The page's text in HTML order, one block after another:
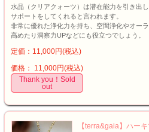
水晶（クリアクォーツ）は潜在能力を引き出
サポートをしてくれると言われます。
非常に優れた浄化力を持ち、空間浄化やオー
高めたり洞察力UPなどにも役立つでしょう。
定価：11,000円(税込)
価格： 11,000円(税込)
Thank you！Sold
out
【terra&gaia】ハー